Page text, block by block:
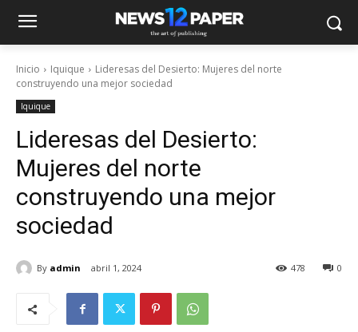
Inicio Iquique
Lideresas del Desierto: Mujeres del norte
construyendo una mejor sociedad
Iquique
Lideresas del Desierto:
Mujeres del norte
construyendo una mejor
sociedad
By admin abril 1, 2024 0
478